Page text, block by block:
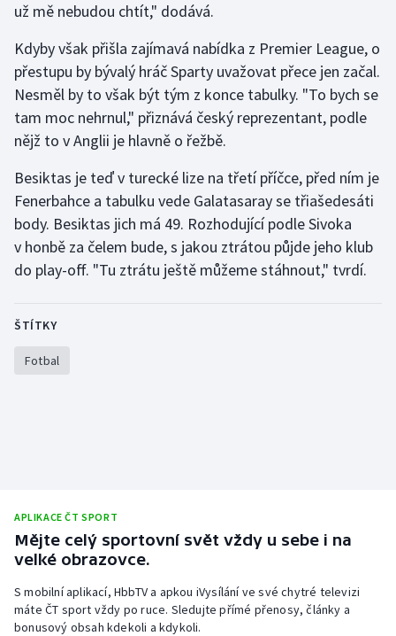
Gymnastika
Házená
Jezdectví
Judo
Krasobruslení
Lezení
Lyže a snowboard
Moderní pětiboj
Motorsport
Plážový volejbal
Rychlobruslení
už mě nebudou chtít," dodává.
Kdyby však přišla zajímavá nabídka z Premier League, o
přestupu by bývalý hráč Sparty uvažovat přece jen začal.
Nesměl by to však být tým z konce tabulky. "To bych se
tam moc nehrnul," přiznává český reprezentant, podle
nějž to v Anglii je hlavně o řežbě.
Besiktas je teď v turecké lize na třetí příčce, před ním je
Fenerbahce a tabulku vede Galatasaray se třiašedesáti
body. Besiktas jich má 49. Rozhodující podle Sivoka
v honbě za čelem bude, s jakou ztrátou půjde jeho klub
do play-off. "Tu ztrátu ještě můžeme stáhnout," tvrdí.
ŠTÍTKY
Fotbal
APLIKACE ČT SPORT
Mějte celý sportovní svět vždy u sebe i na
velké obrazovce.
S mobilní aplikací, HbbTV a apkou iVysílání ve své chytré televizi
máte ČT sport vždy po ruce. Sledujte přímé přenosy, články a
bonusový obsah kdekoli a kdykoli.